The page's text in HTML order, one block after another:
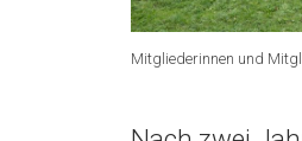
Mitgliederinnen und